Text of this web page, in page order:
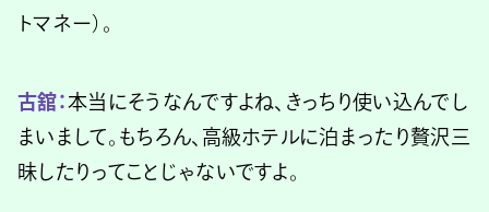
トマネー）。
古舘：本当にそうなんですよね、きっちり使い込んでし
まいまして。もちろん、高級ホテルに泊まったり贅沢三
昧したりってことじゃないですよ。